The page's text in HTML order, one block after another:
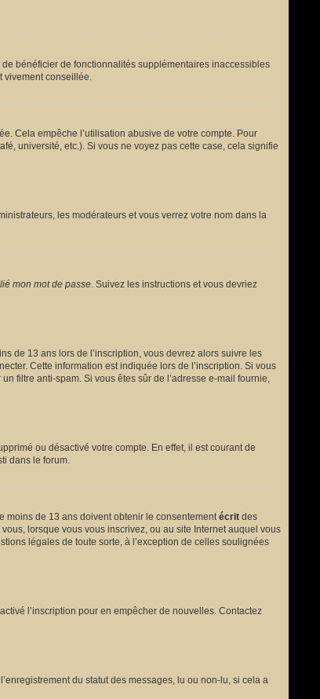
bénéficier de fonctionnalités supplémentaires inaccessibles
vivement conseillée.
Cela empêche l’utilisation abusive de votre compte. Pour
université, etc.). Si vous ne voyez pas cette case, cela signifie
les modérateurs et vous verrez votre nom dans la
mon mot de passe. Suivez les instructions et vous devriez
de 13 ans lors de l’inscription, vous devrez alors suivre les
Cette information est indiquée lors de l’inscription. Si vous
filtre anti-spam. Si vous êtes sûr de l’adresse e-mail fournie,
ou désactivé votre compte. En effet, il est courant de
dans le forum.
moins de 13 ans doivent obtenir le consentementécrit des
lorsque vous vous inscrivez, ou au site Internet auquel vous
légales de toute sorte, à l’exception de celles soulignées
l’inscription pour en empêcher de nouvelles. Contactez
du statut des messages, lu ou non-lu, si cela a